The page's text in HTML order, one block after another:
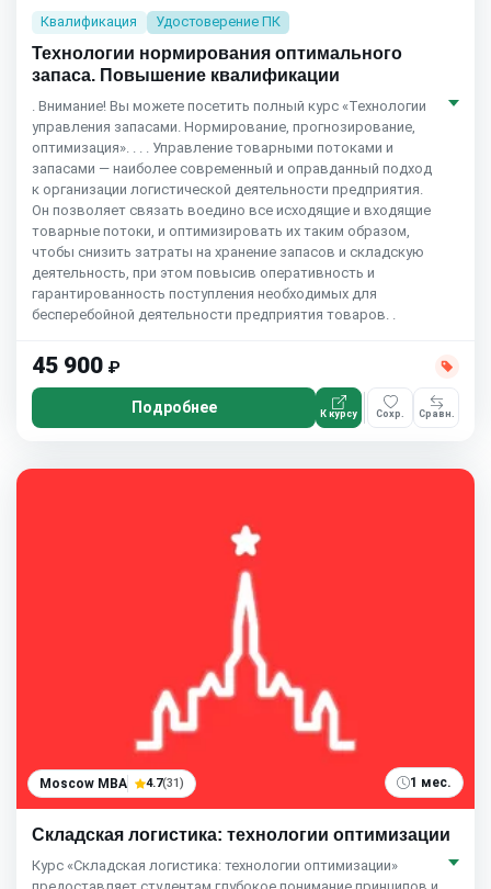
Квалификация Удостоверение ПК
Технологии нормирования оптимального
запаса. Повышение квалификации
. Внимание! Вы можете посетить полный курс «Технологии
управления запасами. Нормирование, прогнозирование,
оптимизация». . . . Управление товарными потоками и
запасами — наиболее современный и оправданный подход
к организации логистической деятельности предприятия.
Он позволяет связать воедино все исходящие и входящие
товарные потоки, и оптимизировать их таким образом,
чтобы снизить затраты на хранение запасов и складскую
деятельность, при этом повысив оперативность и
гарантированность поступления необходимых для
бесперебойной деятельности предприятия товаров. .
45 900 ₽
Подробнее К курсу Сохр. Сравн.
Moscow MBA 4.7(31) 1 мес.
Складская логистика: технологии оптимизации
Курс «Складская логистика: технологии оптимизации»